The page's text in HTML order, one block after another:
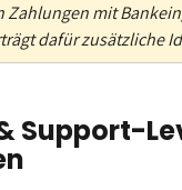
Zahlungen mit
dafür zusätzliche
Support-